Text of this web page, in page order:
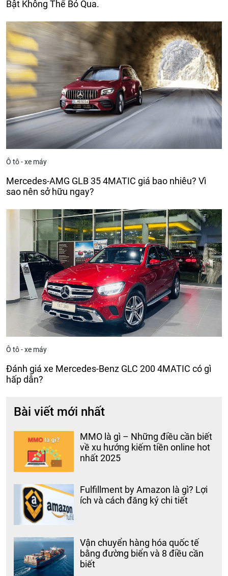
Bật Không Thể Bỏ Qua.
Ô tô - xe máy
Mercedes-AMG GLB 35 4MATIC giá bao nhiêu? Vì
sao nên sở hữu ngay?
Ô tô - xe máy
Đánh giá xe Mercedes-Benz GLC 200 4MATIC có gì
hấp dẫn?
Bài viết mới nhất
MMO là gì – Những điều cần biết
về xu hướng kiếm tiền online hot
nhất 2025
Fulfillment by Amazon là gì? Lợi
ích và cách đăng ký chi tiết
Vận chuyển hàng hóa quốc tế
bằng đường biển và 8 điều cần
biết